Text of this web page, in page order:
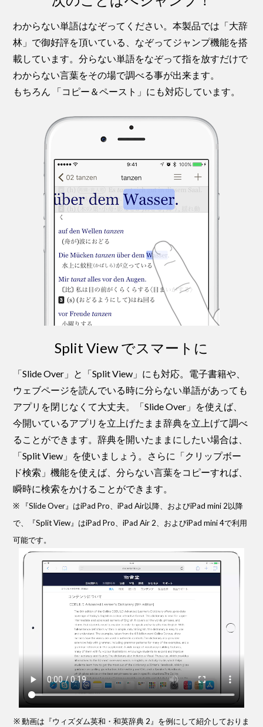
わからない単語はなぞってください。本製品では「大辞
林」で御好評を頂いている、なぞってジャンプ機能を搭
載しています。分らない単語をなぞって指を放すだけで
わからない言葉をその場で調べる事が出来ます。
もちろん 「コピー＆ペースト」にも対応しています。
Split View でスマートに
「Slide Over」と「Split View」にも対応。電子書籍や、
ウェブページを読んでいる時に分らない単語があっても
アプリを閉じなくて大丈夫。「Slide Over」を使えば、
今開いているアプリを立上げたまま辞典を立上げて調べ
ることができます。辞典を開いたままにしたい場合は、
「Split View」を使いましょう。さらに「クリップボー
ド検索」機能を使えば、分らない言葉をコピーすれば、
瞬時に検索をかけることができます。
※ 『Slide Over』はiPad Pro、iPad Air以降、およびiPad mini 2以降
で、『Split View』はiPad Pro、iPad Air 2、およびiPad mini 4で利用
可能です。
※ 動画は『ウィズダム英和・和英辞典 2』を例にして紹介しておりま